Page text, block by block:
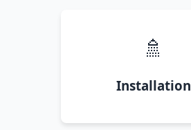
🚿
Installation